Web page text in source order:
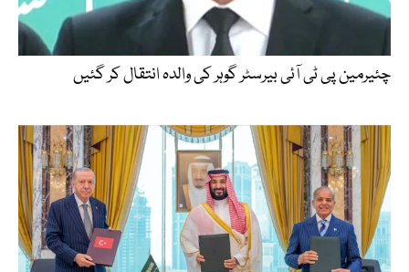
چئیرمین پی ٹی آئی بیرسٹر گوہر کی والدہ انتقال کر گئیں